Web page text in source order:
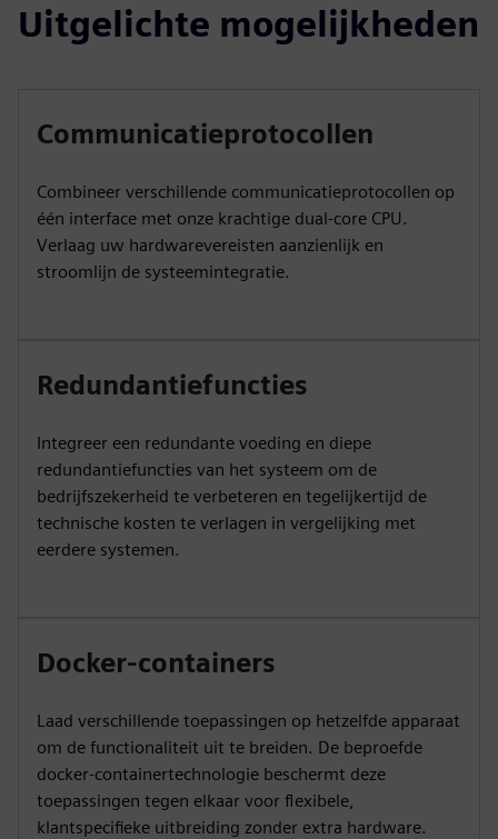
Uitgelichte mogelijkheden
Communicatieprotocollen
Combineer verschillende communicatieprotocollen op
één interface met onze krachtige dual-core CPU.
Verlaag uw hardwarevereisten aanzienlijk en
stroomlijn de systeemintegratie.
Redundantiefuncties
Integreer een redundante voeding en diepe
redundantiefuncties van het systeem om de
bedrijfszekerheid te verbeteren en tegelijkertijd de
technische kosten te verlagen in vergelijking met
eerdere systemen.
Docker-containers
Laad verschillende toepassingen op hetzelfde apparaat
om de functionaliteit uit te breiden. De beproefde
docker-containertechnologie beschermt deze
toepassingen tegen elkaar voor flexibele,
klantspecifieke uitbreiding zonder extra hardware.